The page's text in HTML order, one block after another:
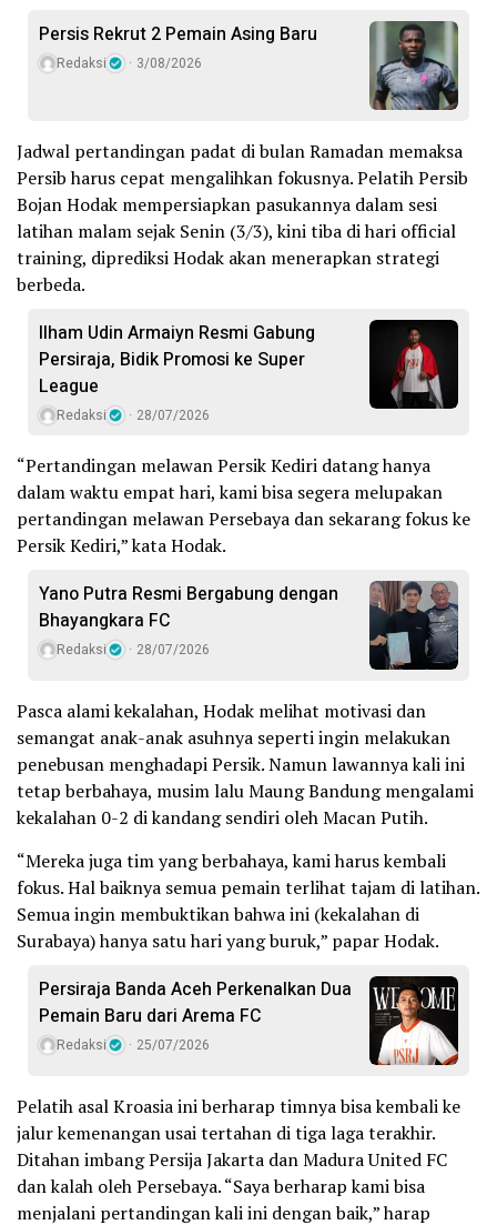
Persis Rekrut 2 Pemain Asing Baru
Redaksi 3/08/2026
Jadwal pertandingan padat di bulan Ramadan memaksa
Persib harus cepat mengalihkan fokusnya. Pelatih Persib
Bojan Hodak mempersiapkan pasukannya dalam sesi
latihan malam sejak Senin (3/3), kini tiba di hari official
training, diprediksi Hodak akan menerapkan strategi
berbeda.
Ilham Udin Armaiyn Resmi Gabung
Persiraja, Bidik Promosi ke Super
League
Redaksi 28/07/2026
“Pertandingan melawan Persik Kediri datang hanya
dalam waktu empat hari, kami bisa segera melupakan
pertandingan melawan Persebaya dan sekarang fokus ke
Persik Kediri,” kata Hodak.
Yano Putra Resmi Bergabung dengan
Bhayangkara FC
Redaksi 28/07/2026
Pasca alami kekalahan, Hodak melihat motivasi dan
semangat anak-anak asuhnya seperti ingin melakukan
penebusan menghadapi Persik. Namun lawannya kali ini
tetap berbahaya, musim lalu Maung Bandung mengalami
kekalahan 0-2 di kandang sendiri oleh Macan Putih.
“Mereka juga tim yang berbahaya, kami harus kembali
fokus. Hal baiknya semua pemain terlihat tajam di latihan.
Semua ingin membuktikan bahwa ini (kekalahan di
Surabaya) hanya satu hari yang buruk,” papar Hodak.
Persiraja Banda Aceh Perkenalkan Dua
Pemain Baru dari Arema FC
Redaksi 25/07/2026
Pelatih asal Kroasia ini berharap timnya bisa kembali ke
jalur kemenangan usai tertahan di tiga laga terakhir.
Ditahan imbang Persija Jakarta dan Madura United FC
dan kalah oleh Persebaya. “Saya berharap kami bisa
menjalani pertandingan kali ini dengan baik,” harap